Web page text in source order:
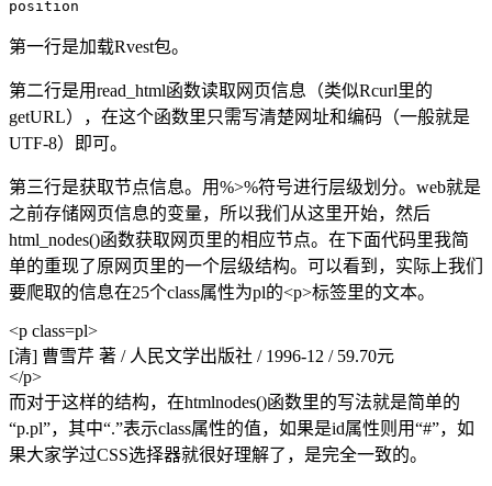
第一行是加载Rvest包。
第二行是用read_html函数读取网页信息（类似Rcurl里的
getURL），在这个函数里只需写清楚网址和编码（一般就是
UTF-8）即可。
第三行是获取节点信息。用%>%符号进行层级划分。web就是
之前存储网页信息的变量，所以我们从这里开始，然后
html_nodes()函数获取网页里的相应节点。在下面代码里我简
单的重现了原网页里的一个层级结构。可以看到，实际上我们
要爬取的信息在25个class属性为pl的<p>标签里的文本。
<p class=pl>
[清] 曹雪芹 著 / 人民文学出版社 / 1996-12 / 59.70元
</p>
而对于这样的结构，在htmlnodes()函数里的写法就是简单的
“p.pl”，其中“.”表示class属性的值，如果是id属性则用“#”，如
果大家学过CSS选择器就很好理解了，是完全一致的。